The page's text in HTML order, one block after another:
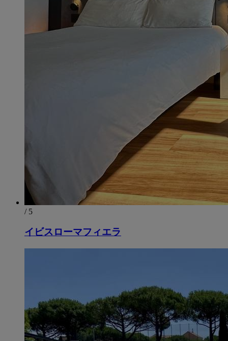
/ 5
イビスローマフィエラ